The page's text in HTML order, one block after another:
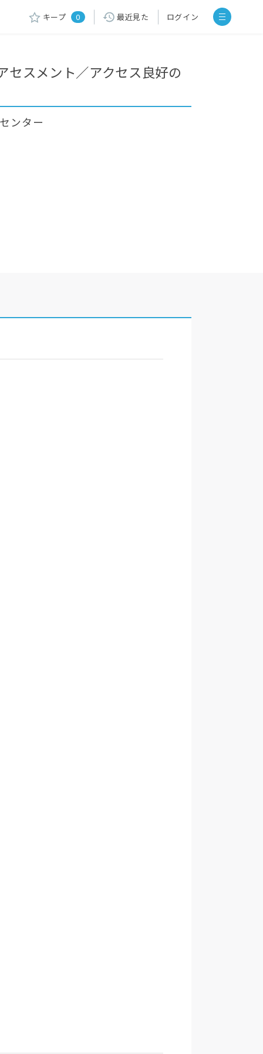
キープ 0 最近見た ログイン
セスメント／アクセス良好の
ンター